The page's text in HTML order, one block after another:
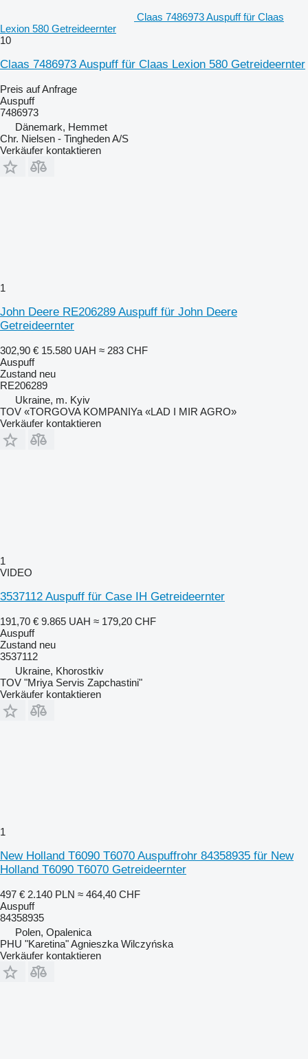
Claas 7486973 Auspuff für Claas
Lexion 580 Getreideernter
10
Claas 7486973 Auspuff für Claas Lexion 580 Getreideernter
Preis auf Anfrage
Auspuff
7486973
Dänemark, Hemmet
Chr. Nielsen - Tingheden A/S
Verkäufer kontaktieren
1
John Deere RE206289 Auspuff für John Deere
Getreideernter
302,90 € 15.580 UAH ≈ 283 CHF
Auspuff
Zustand neu
RE206289
Ukraine, m. Kyiv
TOV «TORGOVA KOMPANIYa «LAD I MIR AGRO»
Verkäufer kontaktieren
1
VIDEO
3537112 Auspuff für Case IH Getreideernter
191,70 € 9.865 UAH ≈ 179,20 CHF
Auspuff
Zustand neu
3537112
Ukraine, Khorostkiv
TOV "Mriya Servis Zapchastini"
Verkäufer kontaktieren
1
New Holland T6090 T6070 Auspuffrohr 84358935 für New
Holland T6090 T6070 Getreideernter
497 € 2.140 PLN ≈ 464,40 CHF
Auspuff
84358935
Polen, Opalenica
PHU "Karetina" Agnieszka Wilczyńska
Verkäufer kontaktieren